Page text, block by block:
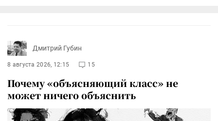
Дмитрий Губин
8 августа 2026, 12:15 15
Почему «объясняющий класс» не
может ничего объяснить